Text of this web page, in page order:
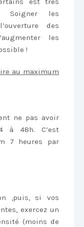
Soigner les
des
les
!
au maximum
ne pas avoir
à 48h. C’est
7 heures par
,puis, si vos
exercez un
(moins de